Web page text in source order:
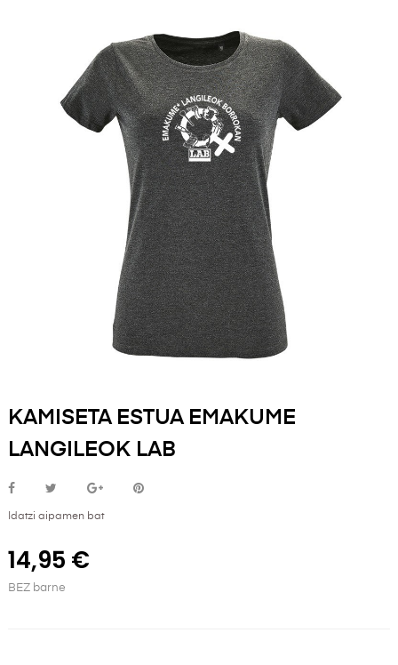
KAMISETA ESTUA EMAKUME
LANGILEOK LAB
Idatzi aipamen bat
14,95 €
BEZ barne